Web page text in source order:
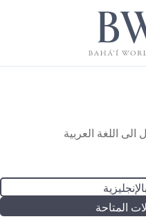
الى اللغة العربية
المتاحة